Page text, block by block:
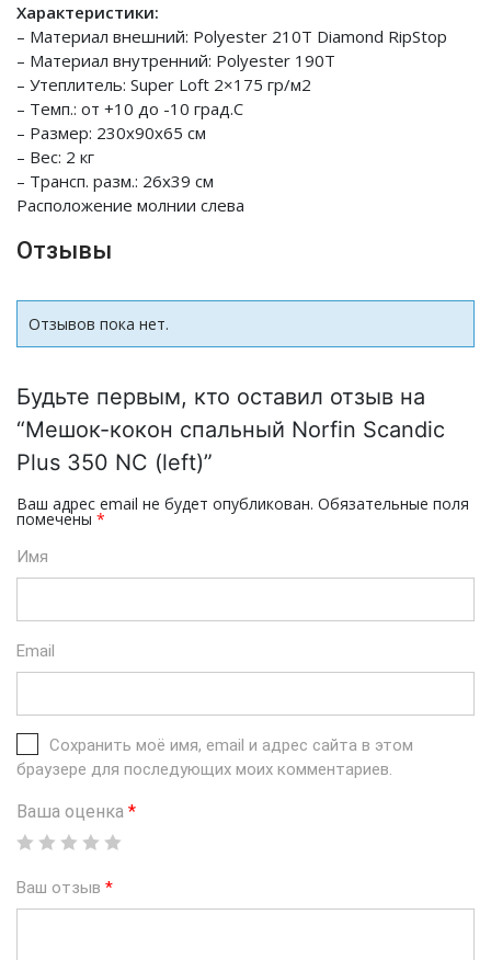
Характеристики:
– Материал внешний: Polyester 210T Diamond RipStop
– Материал внутренний: Polyester 190T
– Утеплитель: Super Loft 2×175 гр/м2
– Темп.: от +10 до -10 град.С
– Размер: 230x90x65 см
– Вес: 2 кг
– Трансп. разм.: 26х39 см
Расположение молнии слева
Отзывы
Отзывов пока нет.
Будьте первым, кто оставил отзыв на
“Мешок-кокон спальный Norfin Scandic
Plus 350 NC (left)”
Ваш адрес email не будет опубликован. Обязательные поля
помечены *
Имя
Email
Сохранить моё имя, email и адрес сайта в этом
браузере для последующих моих комментариев.
Ваша оценка *
Ваш отзыв *